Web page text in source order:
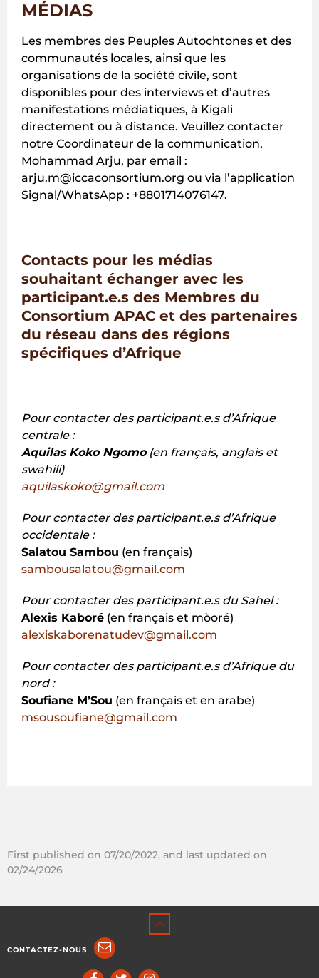
MÉDIAS
Les membres des Peuples Autochtones et des
communautés locales, ainsi que les
organisations de la société civile, sont
disponibles pour des interviews et d’autres
manifestations médiatiques, à Kigali
directement ou à distance. Veuillez contacter
notre Coordinateur de la communication,
Mohammad Arju, par email :
arju.m@iccaconsortium.org ou via l’application
Signal/WhatsApp : +8801714076147.
Contacts pour les médias
souhaitant échanger avec les
participant.e.s des Membres du
Consortium APAC et des partenaires
du réseau dans des régions
spécifiques d’Afrique
Pour contacter des participant.e.s d’Afrique
centrale :
Aquilas Koko Ngomo(en français, anglais et
swahili)
aquilaskoko@gmail.com
Pour contacter des participant.e.s d’Afrique
occidentale :
Salatou Sambou (en français)
sambousalatou@gmail.com
Pour contacter des participant.e.s du Sahel :
Alexis Kaboré (en français et mòoré)
alexiskaborenatudev@gmail.com
Pour contacter des participant.e.s d’Afrique du
nord :
Soufiane M’Sou (en français et en arabe)
msousoufiane@gmail.com
First published on 07/20/2022, and last updated on
02/24/2026
CONTACTEZ-NOUS